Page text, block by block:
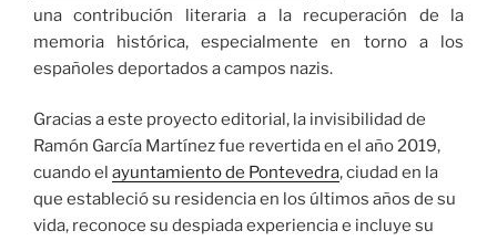
una contribución literaria a la recuperación de la
memoria histórica, especialmente en torno a los
españoles deportados a campos nazis.
Gracias a este proyecto editorial, la invisibilidad de
Ramón García Martínez fue revertida en el año 2019,
cuando el ayuntamiento de Pontevedra, ciudad en la
que estableció su residencia en los últimos años de su
vida, reconoce su despiada experiencia e incluye su